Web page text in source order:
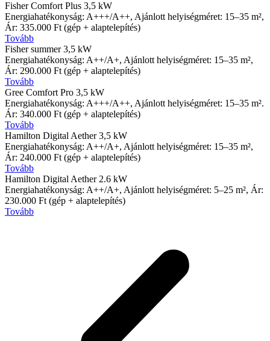
Fisher Comfort Plus 3,5 kW
Energiahatékonyság: A+++/A++, Ajánlott helyiségméret: 15–35 m²,
Ár: 335.000 Ft (gép + alaptelepítés)
Tovább
Fisher summer 3,5 kW​
Energiahatékonyság: A++/A+, Ajánlott helyiségméret: 15–35 m²,
Ár: 290.000 Ft (gép + alaptelepítés)
Tovább
Gree Comfort Pro 3,5 kW
Energiahatékonyság: A+++/A++, Ajánlott helyiségméret: 15–35 m².
Ár: 340.000 Ft (gép + alaptelepítés)
Tovább
Hamilton Digital Aether 3,5 kW
Energiahatékonyság: A++/A+, Ajánlott helyiségméret: 15–35 m²,
Ár: 240.000 Ft (gép + alaptelepítés)
Tovább
Hamilton Digital Aether 2.6 kW
Energiahatékonyság: A++/A+, Ajánlott helyiségméret: 5–25 m², Ár:
230.000 Ft (gép + alaptelepítés)
Tovább